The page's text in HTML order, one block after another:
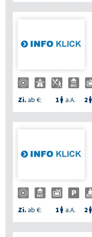
Zi.ab €: 1  a.A. 2 
Zi.ab €: 1  a.A. 2 